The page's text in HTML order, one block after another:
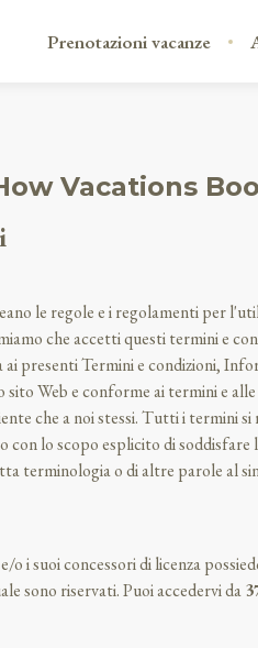
Prenotazioni vacanze
Vacations
le regole e i regolamenti per
che accetti questi termini e
presenti Termini e condizioni,
sito Web e conforme ai termini e
che a noi stessi. Tutti i termini
lo scopo esplicito di
terminologia o di altre parole al
e/o i suoi concessori di licenza
sono riservati. Puoi accedervi da